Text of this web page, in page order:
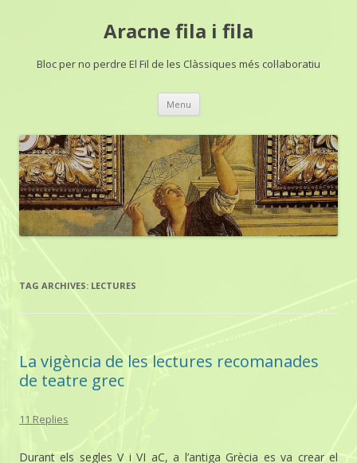
Aracne fila i fila
Bloc per no perdre El Fil de les Clàssiques més col·laboratiu
Menu Skip
TAG ARCHIVES: LECTURES
La vigència de les lectures recomanades
de teatre grec
11 Replies
Durant els segles V i VI aC, a l’antiga Grècia es va crear el